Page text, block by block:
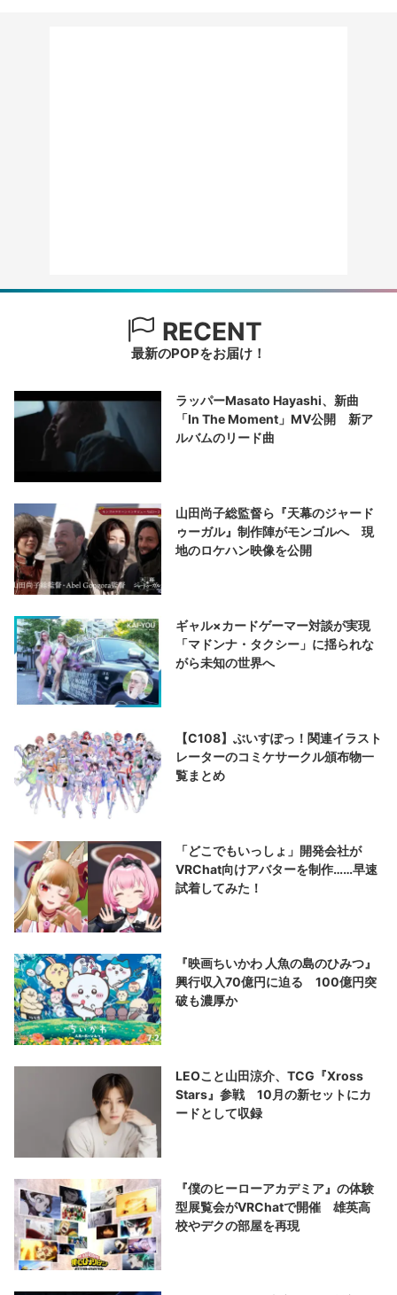
RECENT
最新のPOPをお届け！
ラッパーMasato Hayashi、新曲
「In The Moment」MV公開 新ア
ルバムのリード曲
山田尚子総監督ら『天幕のジャード
ゥーガル』制作陣がモンゴルへ 現
地のロケハン映像を公開
ギャル×カードゲーマー対談が実現
「マドンナ・タクシー」に揺られな
がら未知の世界へ
【C108】ぶいすぽっ！関連イラスト
レーターのコミケサークル頒布物一
覧まとめ
「どこでもいっしょ」開発会社が
VRChat向けアバターを制作……早速
試着してみた！
『映画ちいかわ 人魚の島のひみつ』
興行収入70億円に迫る 100億円突
破も濃厚か
LEOこと山田涼介、TCG『Xross
Stars』参戦 10月の新セットにカ
ードとして収録
『僕のヒーローアカデミア』の体験
型展覧会がVRChatで開催 雄英高
校やデクの部屋を再現